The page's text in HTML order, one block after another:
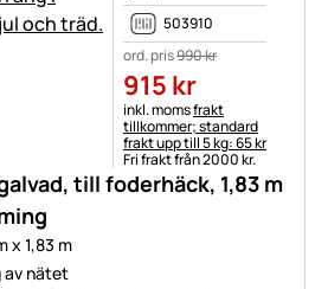
till foderhäck, 1,83 m
x 1,83 m
av nätet
503910
ord. pris990kr
915 kr
Skatteinformation:
inkl. momsfrakt
tillkommer; standard
frakt upp till 5 kg: 65 kr
Fri frakt från 2000 kr.